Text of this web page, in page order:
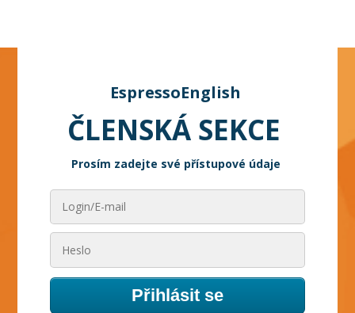
EspressoEnglish
ČLENSKÁ SEKCE
Prosím zadejte své přístupové údaje
Přihlásit se